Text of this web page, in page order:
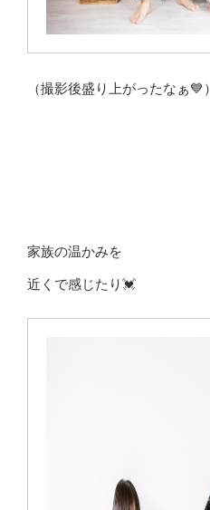
（撮影後盛り上がったなぁ💙）
家族の温かみを
近くで感じたり💓